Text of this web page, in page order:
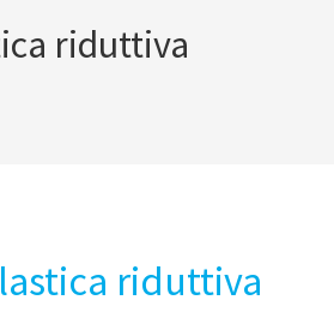
riduttiva
riduttiva